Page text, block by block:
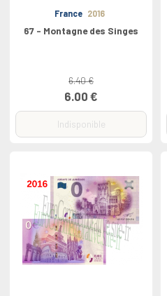
France 2016
67 - Montagne des Singes
6.40 €
6.00 €
Indisponible